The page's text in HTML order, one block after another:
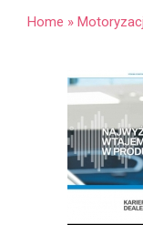
Home »